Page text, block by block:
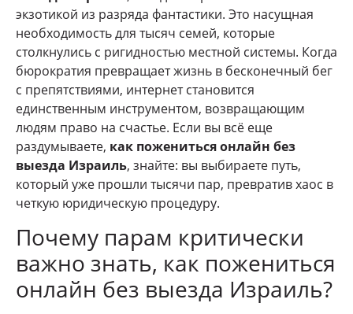
экзотикой из разряда фантастики. Это насущная
необходимость для тысяч семей, которые
столкнулись с ригидностью местной системы. Когда
бюрократия превращает жизнь в бесконечный бег
с препятствиями, интернет становится
единственным инструментом, возвращающим
людям право на счастье. Если вы всё еще
раздумываете, как пожениться онлайн без
выезда Израиль, знайте: вы выбираете путь,
который уже прошли тысячи пар, превратив хаос в
четкую юридическую процедуру.
Почему парам критически
важно знать, как пожениться
онлайн без выезда Израиль?